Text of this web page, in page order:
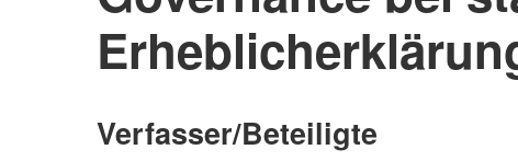
Verfasser/Beteiligte